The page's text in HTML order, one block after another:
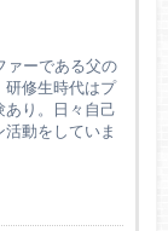
ァーである父の
研修生時代はプ
あり。日々自己
動をしていま